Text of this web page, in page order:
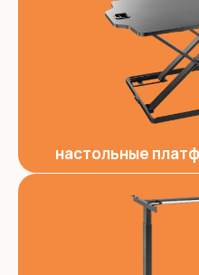
настольные